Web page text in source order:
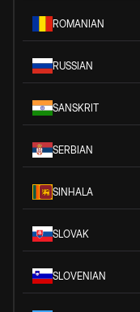
ROMANIAN
RUSSIAN
SANSKRIT
SERBIAN
SINHALA
SLOVAK
SLOVENIAN